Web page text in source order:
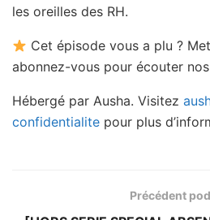
les oreilles des RH.
Cet épisode vous a plu ?
abonnez-vous pour écouter
Hébergé par Ausha. Visitez
confidentialite pour plus
Précédent